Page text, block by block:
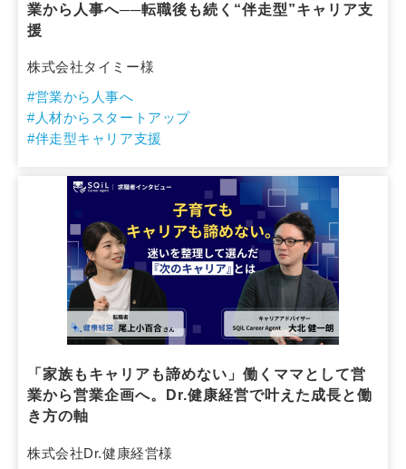
業から人事へ──転職後も続く“伴走型”キャリア支
援
株式会社タイミー様
#営業から人事へ
#人材からスタートアップ
#伴走型キャリア支援
「家族もキャリアも諦めない」働くママとして営
業から営業企画へ。Dr.健康経営で叶えた成長と働
き方の軸
株式会社Dr.健康経営様